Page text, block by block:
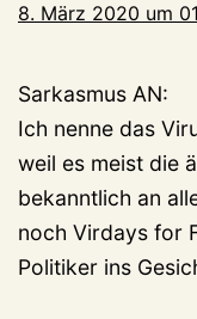
8. März 2020 um
Sarkasmus AN:
Ich nenne das
weil es meist die
bekanntlich an
noch Virdays for
Politiker ins